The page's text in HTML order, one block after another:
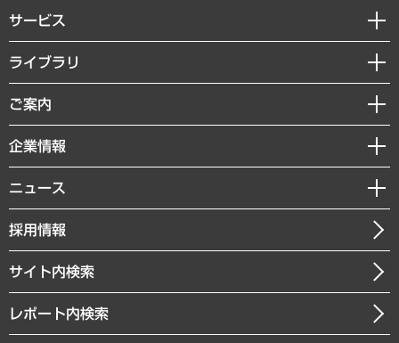
サービス
経営戦略
組織・人事戦略
デジタルイノベーション
共生・ダイバーシティ
GRC（ガバナンス・リスク・コンプライアンス）・防災（政策）
経済・産業・雇用・労働
まちづくり・観光・交通・スポーツ・スマートシティ
自然資源・農林水産業・食料システム
ライブラリ
経済調査
レポート
コラム
経営用語集
受託・受注実績（官公庁関連）
メディア掲載・出演
ご案内
セミナー・イベント情報
MUFGビジネスセミナー
受託案件情報
企業情報
私たちの想い
社長メッセージ
会社概要
沿革
組織図・本部部室紹介
ニュース
ニュースリリース
お知らせ
採用情報
サイト内検索
レポート内検索